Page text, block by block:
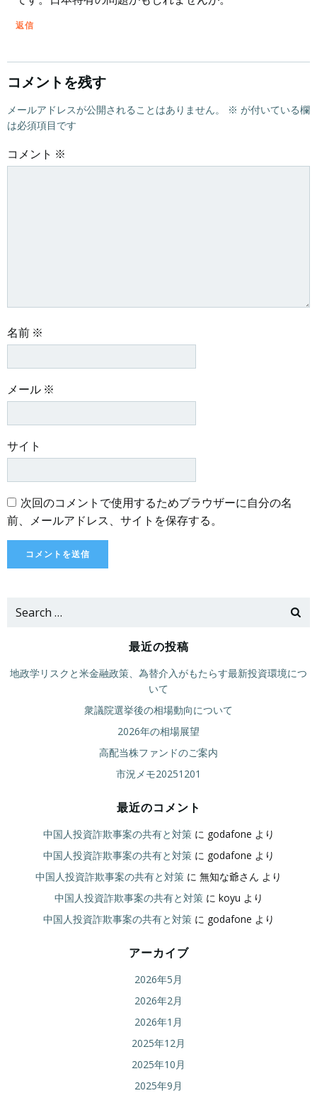
返信
コメントを残す
メールアドレスが公開されることはありません。 ※ が付いている欄
は必須項目です
コメント ※
名前 ※
メール ※
サイト
次回のコメントで使用するためブラウザーに自分の名
前、メールアドレス、サイトを保存する。
Search
最近の投稿
地政学リスクと米金融政策、為替介入がもたらす最新投資環境につ
いて
衆議院選挙後の相場動向について
2026年の相場展望
高配当株ファンドのご案内
市況メモ20251201
最近のコメント
中国人投資詐欺事案の共有と対策に godafone より
中国人投資詐欺事案の共有と対策に godafone より
中国人投資詐欺事案の共有と対策 に 無知な爺さん より
中国人投資詐欺事案の共有と対策に koyu より
中国人投資詐欺事案の共有と対策に godafone より
アーカイブ
2026年5月
2026年2月
2026年1月
2025年12月
2025年10月
2025年9月